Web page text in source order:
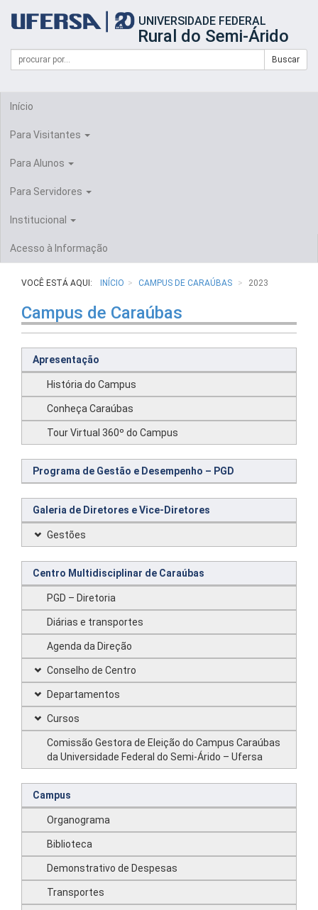
portal
UFERSA
UNIVERSIDADE FEDERAL
Rural do Semi-Árido
Formulário
Busca
Campo
de
Buscar
Início
Para Visitantes
Para Alunos
Para Servidores
Institucional
Acesso à Informação
VOCÊ ESTÁ AQUI: INÍCIO CAMPUS DE CARAÚBAS 2023
Campus de Caraúbas
Apresentação
História do Campus
Conheça Caraúbas
Tour Virtual 360º do Campus
Programa de Gestão e Desempenho – PGD
Galeria de Diretores e Vice-Diretores
Gestões
Centro Multidisciplinar de Caraúbas
PGD – Diretoria
Diárias e transportes
Agenda da Direção
Conselho de Centro
Departamentos
Cursos
Comissão Gestora de Eleição do Campus Caraúbas
da Universidade Federal do Semi-Árido – Ufersa
Campus
Organograma
Biblioteca
Demonstrativo de Despesas
Transportes